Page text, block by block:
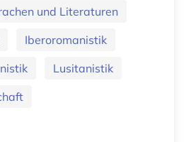
und Literaturen
Iberoromanistik
Lusitanistik